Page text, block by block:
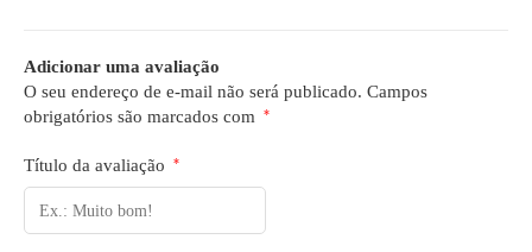
Adicionar uma avaliação
O seu endereço de e-mail não será publicado. Campos
obrigatórios são marcados com
*
Título da avaliação *